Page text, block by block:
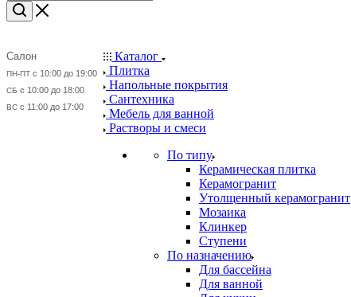
Салон
ПН-ПТ с 10:00 до 19:00
СБ с 10:00 до 18:00
ВС с 11:00 до 17:00
Каталог
Плитка
Напольные покрытия
Сантехника
Мебель для ванной
Растворы и смеси
По типу
Керамическая плитка
Керамогранит
Утолщенный керамогранит
Мозаика
Клинкер
Ступени
По назначению
Для бассейна
Для ванной